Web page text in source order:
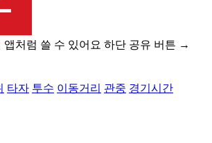
처럼 쓸 수 있어요 하단 공유 버튼 →
타자 투수 이동거리 관중 경기시간